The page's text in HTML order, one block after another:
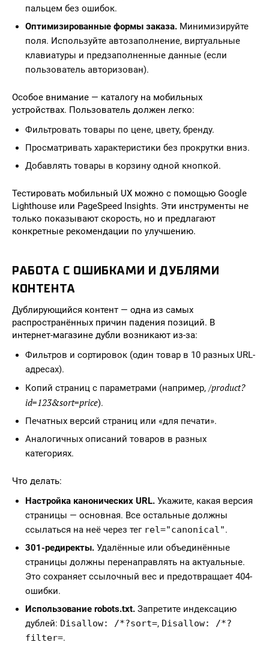
пальцем без ошибок.
Оптимизированные формы заказа. Минимизируйте
поля. Используйте автозаполнение, виртуальные
клавиатуры и предзаполненные данные (если
пользователь авторизован).
Особое внимание — каталогу на мобильных
устройствах. Пользователь должен легко:
Фильтровать товары по цене, цвету, бренду.
Просматривать характеристики без прокрутки вниз.
Добавлять товары в корзину одной кнопкой.
Тестировать мобильный UX можно с помощью Google
Lighthouse или PageSpeed Insights. Эти инструменты не
только показывают скорость, но и предлагают
конкретные рекомендации по улучшению.
РАБОТА С ОШИБКАМИ И ДУБЛЯМИ
КОНТЕНТА
Дублирующийся контент — одна из самых
распространённых причин падения позиций. В
интернет-магазине дубли возникают из-за:
Фильтров и сортировок (один товар в 10 разных URL-
адресах).
Копий страниц с параметрами (например, /product?
id=123&sort=price).
Печатных версий страниц или «для печати».
Аналогичных описаний товаров в разных
категориях.
Что делать:
Настройка канонических URL. Укажите, какая версия
страницы — основная. Все остальные должны
ссылаться на неё через тег rel="canonical".
301-редиректы. Удалённые или объединённые
страницы должны перенаправлять на актуальные.
Это сохраняет ссылочный вес и предотвращает 404-
ошибки.
Использование robots.txt. Запретите индексацию
дублей: Disallow: /*?sort=, Disallow: /*?
filter=.